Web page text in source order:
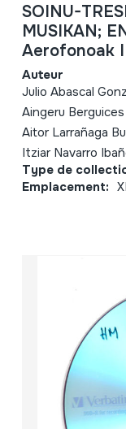
SOINU-
MUSIKAN;
Aerofonoak
Auteur
Julio Abascal
Aingeru
Aitor Larrañaga
Itziar Navarro
Type de
Emplacement: